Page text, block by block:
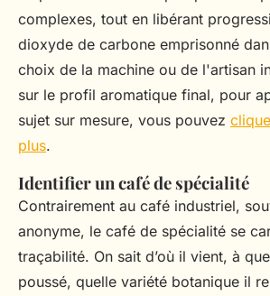
complexes, tout en libérant
dioxyde de carbone emprisonné
choix de la machine ou de l'artisan
sur le profil aromatique final, pour
sujet sur mesure, vous pouvez
plus.
Identifier un café de spécialité
Contrairement au café industriel,
anonyme, le café de spécialité se
traçabilité. On sait d’où il vient, à
poussé, quelle variété botanique il